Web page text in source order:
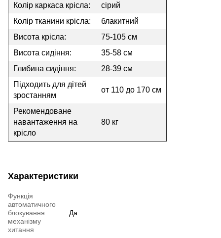
Колір каркаса крісла:
сірий
Колір тканини крісла:
блакитний
Висота крісла:
75-105 см
Висота сидіння:
35-58 см
Глибина сидіння:
28-39 см
Підходить для дітей
зростанням
от 110 до 170 см
Рекомендоване
навантаження на
крісло
80 кг
Характеристики
Функція
автоматичного
блокування
механізму
хитання
Да